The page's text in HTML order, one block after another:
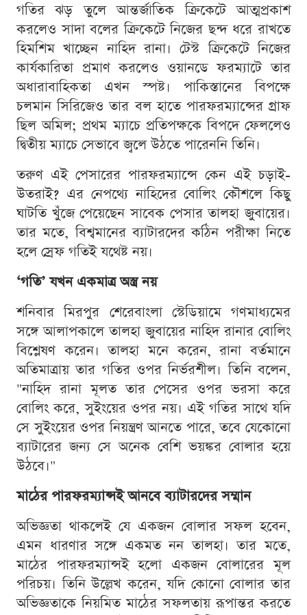
গতির ঝড় তুলে আন্তর্জাতিক ক্রিকেটে আত্মপ্রকাশ
করলেও সাদা বলের ক্রিকেটে নিজের ছন্দ ধরে রাখতে
হিমশিম খাচ্ছেন নাহিদ রানা। টেস্ট ক্রিকেটে নিজের
কার্যকারিতা প্রমাণ করলেও ওয়ানডে ফরম্যাটে তার
অধারাবাহিকতা এখন স্পষ্ট। পাকিস্তানের বিপক্ষে
চলমান সিরিজেও তার বল হাতে পারফরম্যান্সের গ্রাফ
ছিল অমিল; প্রথম ম্যাচে প্রতিপক্ষকে বিপদে ফেললেও
দ্বিতীয় ম্যাচে সেভাবে জ্বলে উঠতে পারেননি তিনি।
তরুণ এই পেসারের পারফরম্যান্সে কেন এই চড়াই-
উতরাই? এর নেপথ্যে নাহিদের বোলিং কৌশলে কিছু
ঘাটতি খুঁজে পেয়েছেন সাবেক পেসার তালহা জুবায়ের।
তার মতে, বিশ্বমানের ব্যাটারদের কঠিন পরীক্ষা নিতে
হলে স্রেফ গতিই যথেষ্ট নয়।
‘গতি’ যখন একমাত্র অস্ত্র নয়
শনিবার মিরপুর শেরেবাংলা স্টেডিয়ামে গণমাধ্যমের
সঙ্গে আলাপকালে তালহা জুবায়ের নাহিদ রানার বোলিং
বিশ্লেষণ করেন। তালহা মনে করেন, রানা বর্তমানে
অতিমাত্রায় তার গতির ওপর নির্ভরশীল। তিনি বলেন,
"নাহিদ রানা মূলত তার পেসের ওপর ভরসা করে
বোলিং করে, সুইংয়ের ওপর নয়। এই গতির সাথে যদি
সে সুইংয়ের ওপর নিয়ন্ত্রণ আনতে পারে, তবে যেকোনো
ব্যাটারের জন্য সে অনেক বেশি ভয়ঙ্কর বোলার হয়ে
উঠবে।"
মাঠের পারফরম্যান্সই আনবে ব্যাটারদের সম্মান
অভিজ্ঞতা থাকলেই যে একজন বোলার সফল হবেন,
এমন ধারণার সঙ্গে একমত নন তালহা। তার মতে,
মাঠের পারফরম্যান্সই হলো একজন বোলারের মূল
পরিচয়। তিনি উল্লেখ করেন, যদি কোনো বোলার তার
অভিজ্ঞতাকে নিয়মিত মাঠের সফলতায় রূপান্তর করতে